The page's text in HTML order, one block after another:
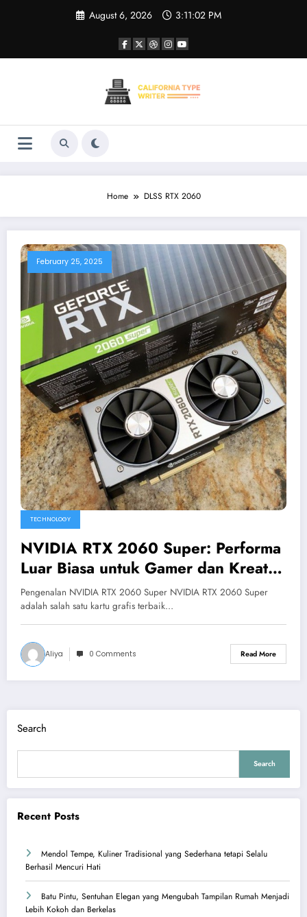
August 6, 2026 3:11:03 PM
Home DLSS RTX 2060
February 25, 2025
TECHNOLOGY
NVIDIA RTX 2060 Super: Performa
Luar Biasa untuk Gamer dan Kreator
Konten
Pengenalan NVIDIA RTX 2060 Super NVIDIA RTX 2060 Super
adalah salah satu kartu grafis terbaik…
Aliya 0 Comments Read More
Search
Search
Recent Posts
Mendol Tempe, Kuliner Tradisional yang Sederhana tetapi Selalu
Berhasil Mencuri Hati
Batu Pintu, Sentuhan Elegan yang Mengubah Tampilan Rumah Menjadi
Lebih Kokoh dan Berkelas